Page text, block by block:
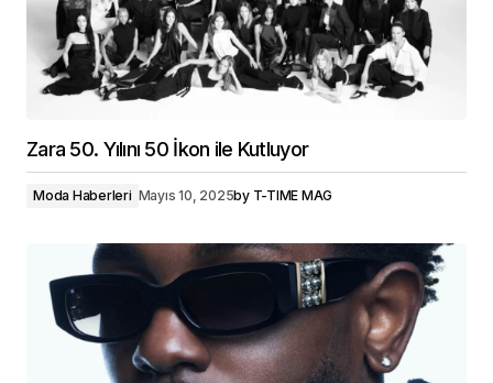
Zara 50. Yılını 50 İkon ile Kutluyor
Moda Haberleri Mayıs 10, 2025by T-TIME MAG